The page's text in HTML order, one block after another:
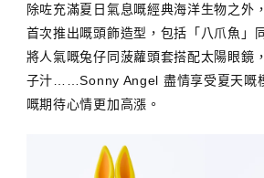
除咗充滿夏日氣息嘅經典海洋生物之外
首次推出嘅頭飾造型，包括「八爪魚」
將人氣嘅兔仔同菠蘿頭套搭配太陽眼鏡
子汁……Sonny Angel 盡情享受夏天嘅
嘅期待心情更加高漲。